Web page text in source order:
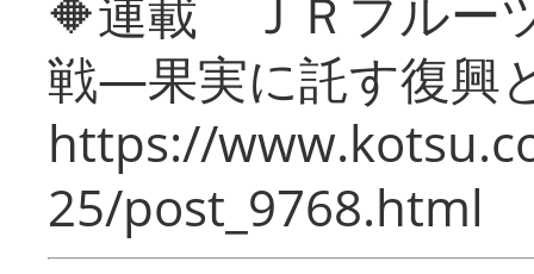
🔶連載 ＪＲフルー
戦―果実に託す復興
https://
25/post_9768.html